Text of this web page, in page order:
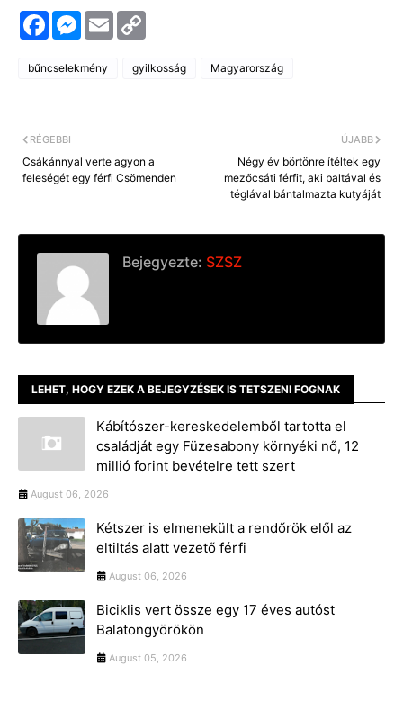
F
a
b
M
e
e
E
m
y
L
bűncselekmény gyilkosság Magyarország
ÚJABB
Négy év börtönre ítéltek egy
mezőcsáti férfit, aki baltával és
téglával bántalmazta kutyáját
RÉGEBBI
Csákánnyal verte agyon a
feleségét egy férfi Csömenden
Bejegyezte: SZSZ
LEHET, HOGY EZEK A BEJEGYZÉSEK IS TETSZENI FOGNAK
Kábítószer-kereskedelemből tartotta el
családját egy Füzesabony környéki nő, 12
millió forint bevételre tett szert
August 06, 2026
Kétszer is elmenekült a rendőrök elől az
eltiltás alatt vezető férfi
August 06, 2026
Biciklis vert össze egy 17 éves autóst
Balatongyörökön
August 05, 2026